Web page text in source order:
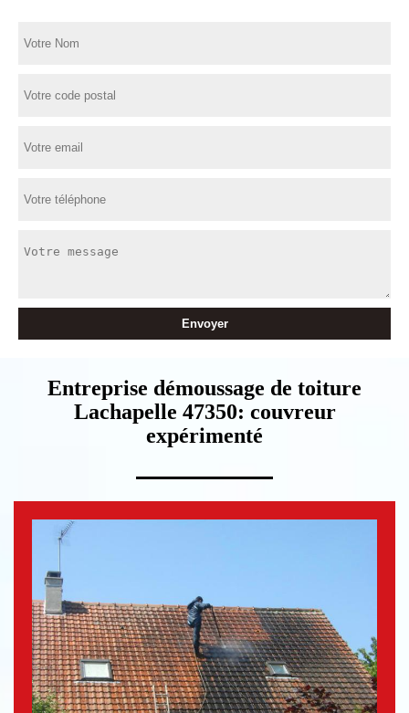
Entreprise démoussage de toiture
Lachapelle 47350: couvreur
expérimenté